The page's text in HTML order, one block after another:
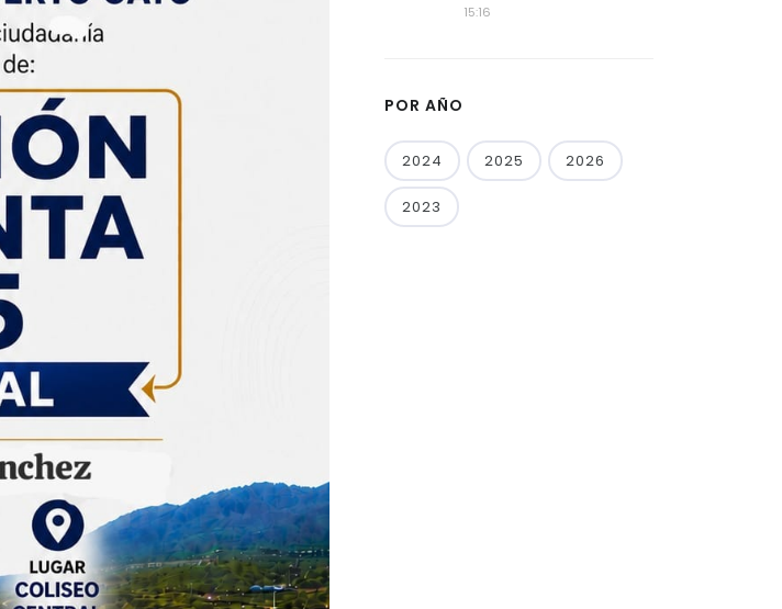
15:16
POR AÑO
2024 2025 2026
2023